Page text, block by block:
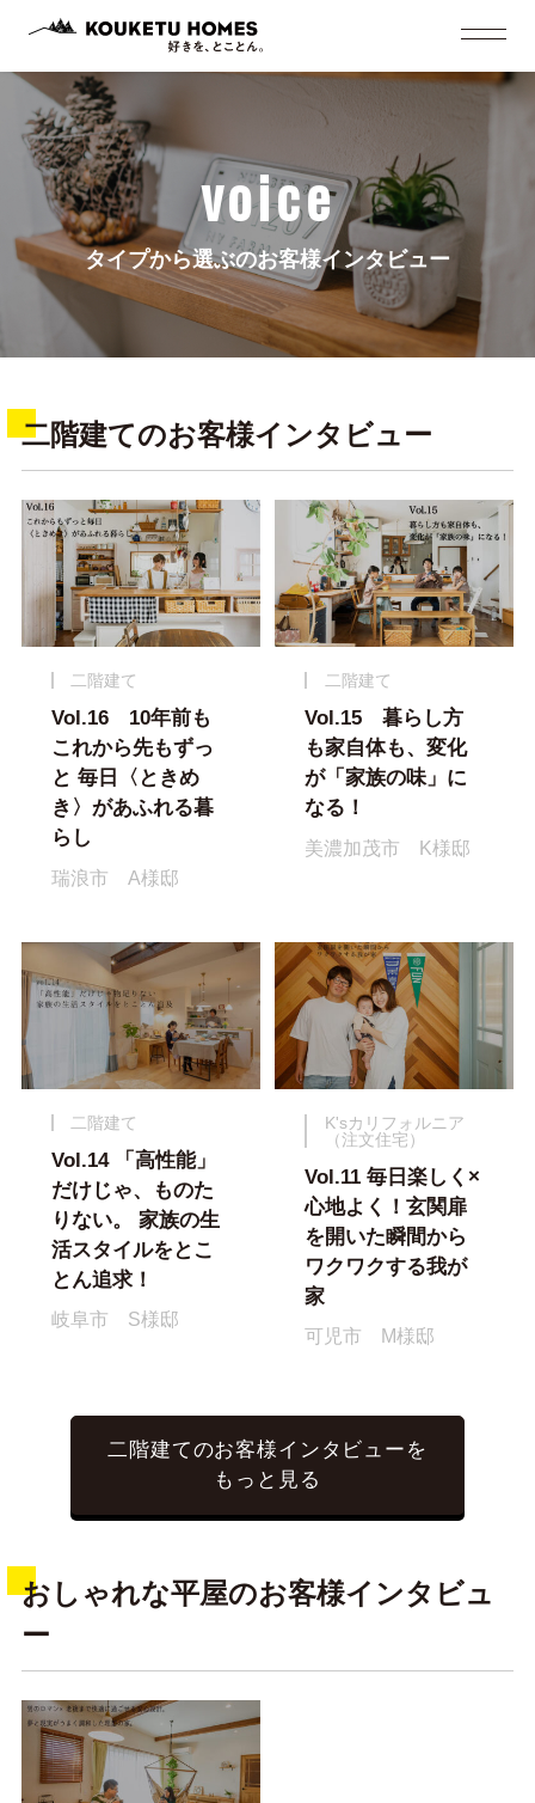
voice
タイプから選ぶのお客様インタビュー
二階建てのお客様インタビュー
二階建て
Vol.16 10年前も
これから先もずっ
と 毎日〈ときめ
き〉があふれる暮
らし
瑞浪市 A様邸
二階建て
Vol.15 暮らし方
も家自体も、変化
が「家族の味」に
なる！
美濃加茂市 K様邸
二階建て
Vol.14 「高性能」
だけじゃ、ものた
りない。 家族の生
活スタイルをとこ
とん追求！
岐阜市 S様邸
K'sカリフォルニア
（注文住宅）
Vol.11 毎日楽しく×
心地よく！玄関扉
を開いた瞬間から
ワクワクする我が
家
可児市 M様邸
二階建てのお客様インタビューを
もっと見る
おしゃれな平屋のお客様インタビュ
ー